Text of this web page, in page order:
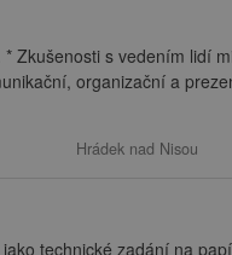
Zkušenosti s vedením lidí
organizační a
Hrádek nad Nisou
technické zadání na